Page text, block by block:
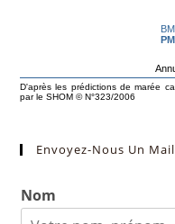
Envoyez-Nous Un Mail
Nom